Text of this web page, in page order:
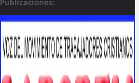
Publicaciones: